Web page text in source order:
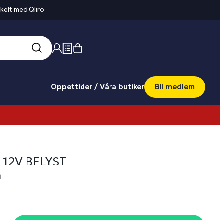
med Qliro
Öppettider / Våra butiker Bli medlem
BELYST